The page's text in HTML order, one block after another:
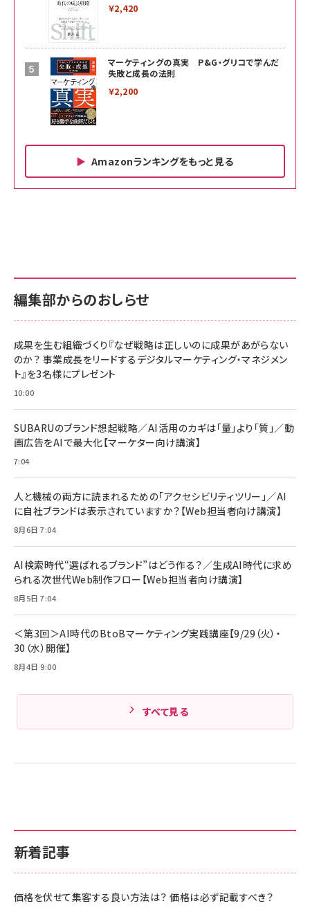
￥2,420
マーケティングの真実 P&G・グリコで学んだ
失敗と成長の法則
￥2,200
Amazonランキングをもっと見る
￥880
anan(アンアン)2026/06/24号 No.2500増刊
スペシャルエディション[王道エンタメの矜持／
￥1,100
anan(アンアン)2026/07/08号 No.2502[2026
￥880
ママ投資家が育休中に１億貯めた株式投資
組織の成果を最大化する ルールのデザイン
￥1,980
Amazonランキングをもっと見る
サポート正規品 メーカー保証5年 KLMEA128G
NIMASO ガラスフィルム iPhone 17 用 保護フィ
すい ガイド枠付き いPhone17 (6.3インチ) 対応
2枚セット DSP25F1698
￥1,599
￥6,980
全ワイヤレスイヤホン/アクティブノイズキャンセリ
技術基準適合】ブラック
￥5,990
ケーブル Anker絡まないケーブル 240W 結束バン
ド付き USB PD対応 シリコン素材採用 iPhone
17 / 16 / 15 / Galaxy iPad Pro MacBook
Pro/Air 各種対応 (1.8m ミッドナイトブラック)
￥1,890
サポート正規品 メーカー保証5年 KLMEA128G
Amazon eギフトカード - Amazonロゴ - クラ
￥5,000
Anker PowerLine III Flow USB-C & USB-C
Pro/Air 各種対応 (1.8m ミッドナイトブラック)
￥1,890
サッポロ 生ビール 黒ラベル 350ml 缶 24本 ビー
ル ケース買い【6/30応募〆切! 黒ラベルビヤセラー
￥4,857
新着記事
価格を伏せて集客する良い方法は？ 価格は必ず記載すべき？
編集部からのおしらせ
成果を生む組織づくり『なぜ戦略は正しいのに成果があがらない
のか？ 事業成長をリードするデジタルマーケティング・マネジメン
ト』を3名様にプレゼント
10:00
SUBARUのブランド想起戦略／AI活用のカギは「量」より「質」／動
画広告をAIで最大化【マーケター向け講演】
7:04
人と機械の両方に読まれるための「アクセシビリティツリー」／AI
に自社ブランドは表示されていますか？【Web担当者向け講演】
8月6日 7:04
AI検索時代“選ばれるブランド”はどう作る？／生成AI時代に求め
られる次世代Web制作フロー【Web担当者向け講演】
8月5日 7:04
＜第3回＞AI時代のBtoBマーケティング実践講座【9/29（火）・
30（水）開催】
8月4日 9:00
すべて見る